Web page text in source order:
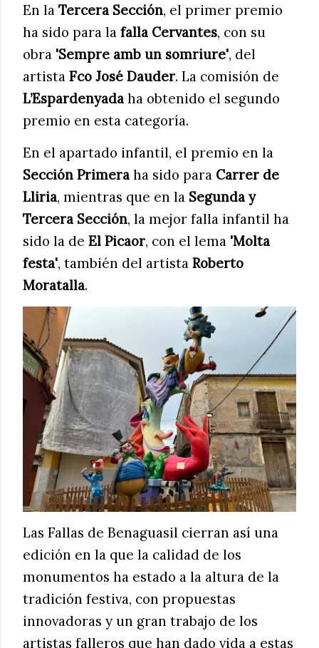
En la Tercera Sección, el primer premio
ha sido para la falla Cervantes, con su
obra 'Sempre amb un somriure', del
artista Fco José Dauder. La comisión de
L’Espardenyada ha obtenido el segundo
premio en esta categoría.
En el apartado infantil, el premio en la
Sección Primera ha sido para Carrer de
Lliria, mientras que en la Segunda y
Tercera Sección, la mejor falla infantil ha
sido la de El Picaor, con el lema 'Molta
festa', también del artista Roberto
Moratalla.
Las Fallas de Benaguasil cierran así una
edición en la que la calidad de los
monumentos ha estado a la altura de la
tradición festiva, con propuestas
innovadoras y un gran trabajo de los
artistas falleros que han dado vida a estas